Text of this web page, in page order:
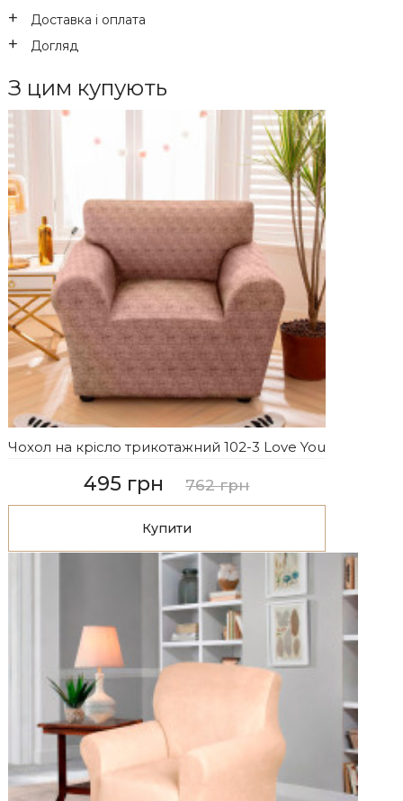
Доставка і оплата
Догляд
З цим купують
Чохол на крісло трикотажний 102-3 Love You
495 грн 762 грн
Купити